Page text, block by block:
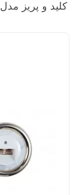
کلید و پریز